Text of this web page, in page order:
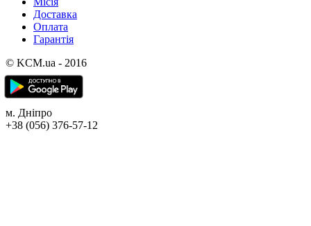
Доставка
Оплата
Гарантія
© KCM.ua - 2016
м. Дніпро
+38 (056) 376-57-12